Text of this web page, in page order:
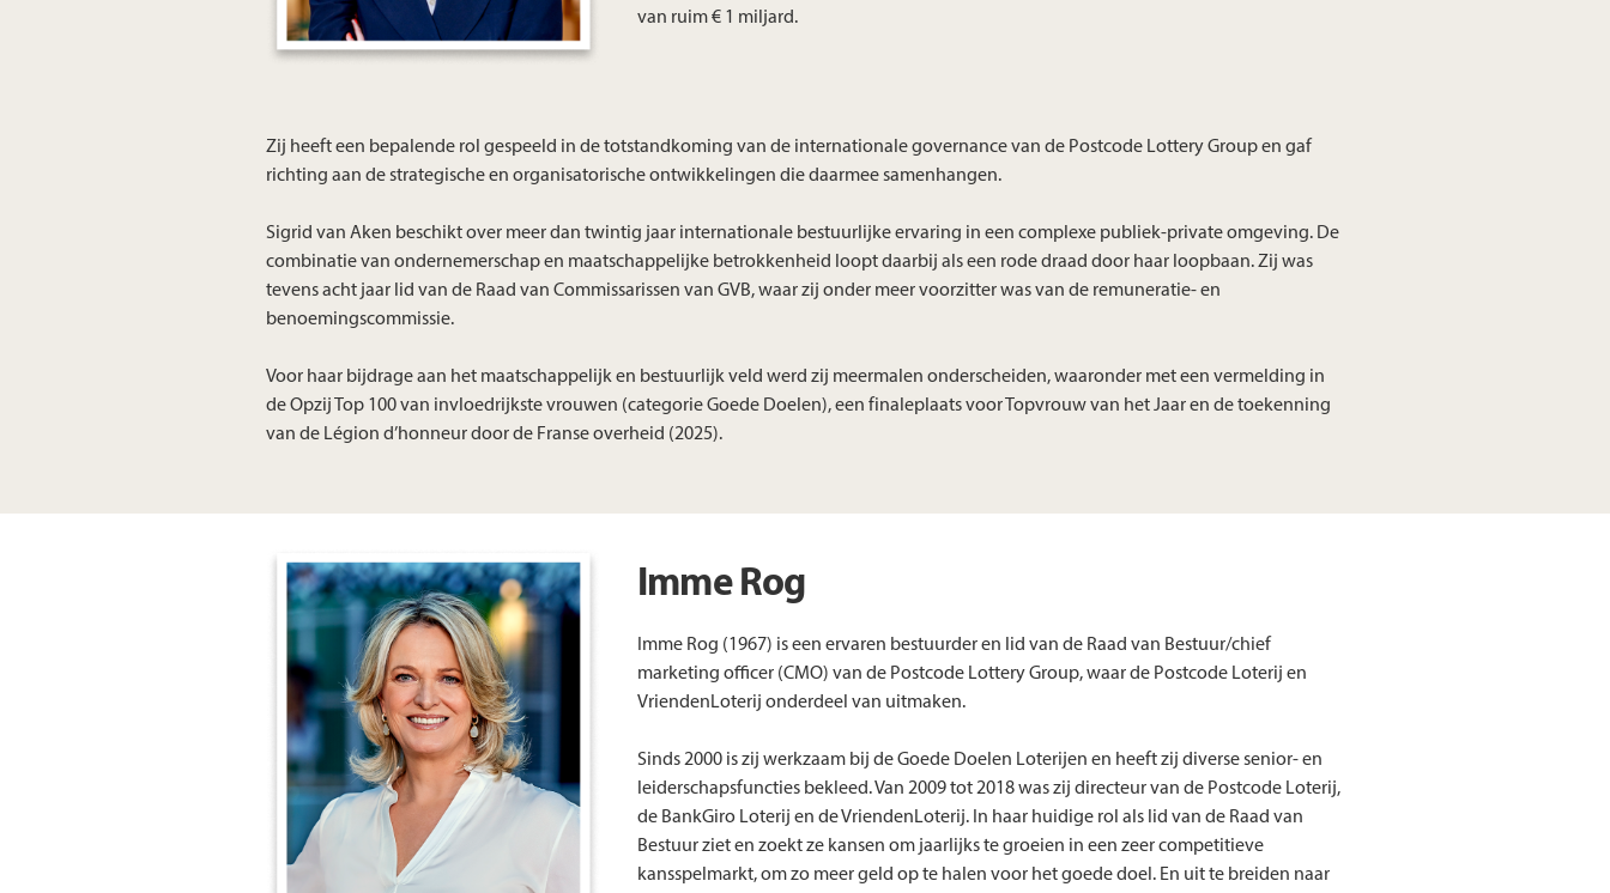
van ruim € 1 miljard.
Zij heeft een bepalende rol gespeeld in de totstandkoming van de internationale governance van de Postcode Lottery Group en gaf
richting aan de strategische en organisatorische ontwikkelingen die daarmee samenhangen.
Sigrid van Aken beschikt over meer dan twintig jaar internationale bestuurlijke ervaring in een complexe publiek-private omgeving. De
combinatie van ondernemerschap en maatschappelijke betrokkenheid loopt daarbij als een rode draad door haar loopbaan. Zij was
tevens acht jaar lid van de Raad van Commissarissen van GVB, waar zij onder meer voorzitter was van de remuneratie- en
benoemingscommissie.
Voor haar bijdrage aan het maatschappelijk en bestuurlijk veld werd zij meermalen onderscheiden, waaronder met een vermelding in
de Opzij Top 100 van invloedrijkste vrouwen (categorie Goede Doelen), een finaleplaats voor Topvrouw van het Jaar en de toekenning
van de Légion d’honneur door de Franse overheid (2025).
Imme Rog
Imme Rog (1967) is een ervaren bestuurder en lid van de Raad van Bestuur/chief
marketing officer (CMO) van de Postcode Lottery Group, waar de Postcode Loterij en
VriendenLoterij onderdeel van uitmaken.
Sinds 2000 is zij werkzaam bij de Goede Doelen Loterijen en heeft zij diverse senior- en
leiderschapsfuncties bekleed. Van 2009 tot 2018 was zij directeur van de Postcode Loterij,
de BankGiro Loterij en de VriendenLoterij. In haar huidige rol als lid van de Raad van
Bestuur ziet en zoekt ze kansen om jaarlijks te groeien in een zeer competitieve
kansspelmarkt, om zo meer geld op te halen voor het goede doel. En uit te breiden naar